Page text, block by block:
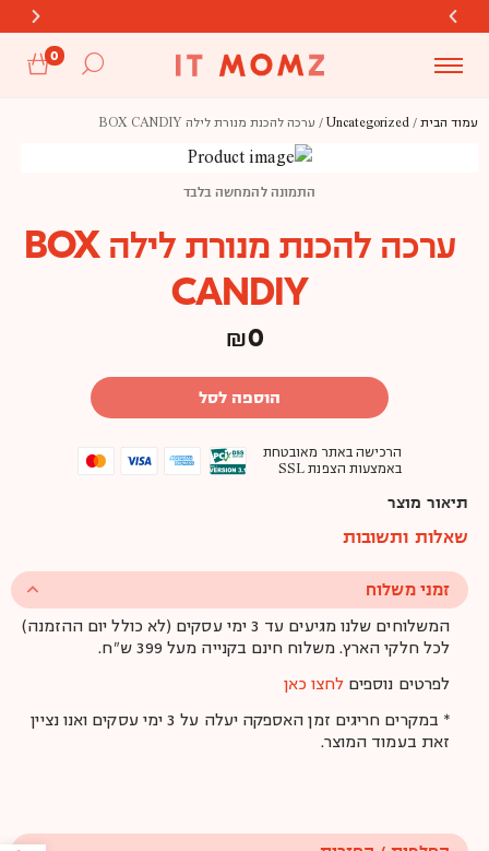
משלוחים חינם מעל 399 ש"ח
חדש! ניתן לשלם גם בביט
משלוחים חינם מעל 399 ש"ח
חדש! ניתן לשלם גם בביט
משלוחים חינם מעל 399 ש"ח
חדש! ניתן לשלם גם בביט
0
עמוד הבית /
Uncategorized / ערכה להכנת מנורת לילה BOX CANDIY
התמונה להמחשה בלבד
ערכה להכנת מנורת לילה BOX
CANDIY
₪0
הוספה לסל
הרכישה באתר מאובטחת
באמצעות הצפנת SSL
תיאור מוצר
שאלות ותשובות
זמני משלוח
המשלוחים שלנו מגיעים עד 3 ימי עסקים (לא כולל יום ההזמנה)
לכל חלקי הארץ. משלוח חינם בקנייה מעל 399 ש"ח.
לפרטים נוספיםלחצו כאן
* במקרים חריגים זמן האספקה יעלה על 3 ימי עסקים ואנו נציין
זאת בעמוד המוצר.